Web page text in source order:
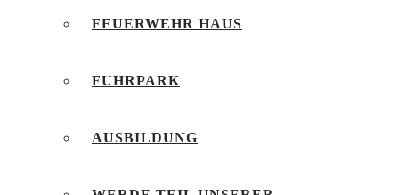
FEUERWEHR HAUS
FUHRPARK
AUSBILDUNG